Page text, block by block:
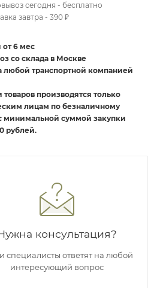
сегодня - бесплатно
завтра - 390 ₽
от 6 мес
со склада в Москве
любой транспортной компанией
товаров производятся только
лицам по безналичному
минимальной суммой закупки
рублей.
консультация?
специалисты ответят на любой
интересующий вопрос